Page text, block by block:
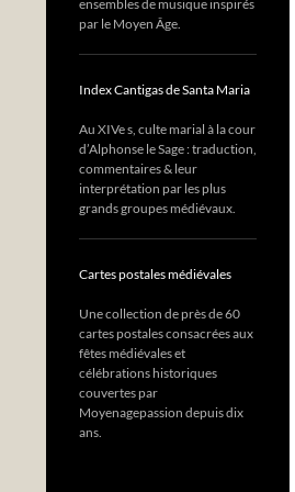
ensembles de musique inspirés
par le Moyen Âge.
Index Cantigas de Santa Maria
Au XIVe s, culte marial à la cour
d’Alphonse le Sage : traduction,
commentaires & leur
interprétation par les plus
grands groupes médiévaux.
Cartes postales médiévales
Une collection de près de 60
cartes postales consacrées aux
fêtes médiévales et
célébrations historiques
couvertes par
Moyenagepassion depuis dix
ans.